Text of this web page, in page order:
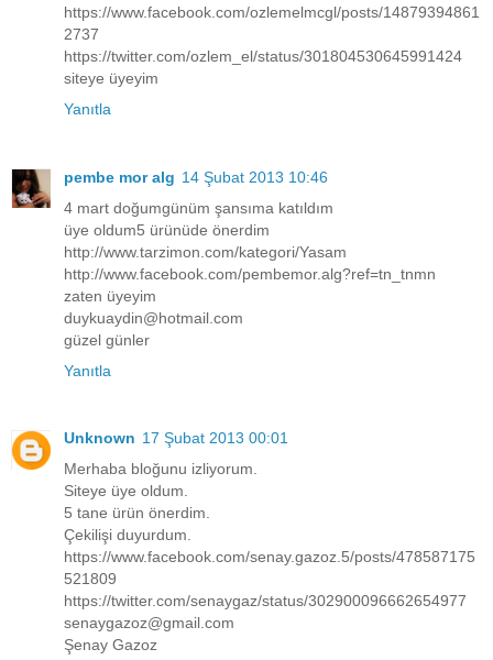
https://www.facebook.com/ozlemelmcgl/posts/14879394861
2737
https://twitter.com/ozlem_el/status/301804530645991424
siteye üyeyim
Yanıtla
pembe mor alg 14 Şubat 2013 10:46
4 mart doğumgünüm şansıma katıldım
üye oldum5 ürünüde önerdim
http://www.tarzimon.com/kategori/Yasam
http://www.facebook.com/pembemor.alg?ref=tn_tnmn
zaten üyeyim
duykuaydin@hotmail.com
güzel günler
Yanıtla
Unknown 17 Şubat 2013 00:01
Merhaba bloğunu izliyorum.
Siteye üye oldum.
5 tane ürün önerdim.
Çekilişi duyurdum.
https://www.facebook.com/senay.gazoz.5/posts/478587175
521809
https://twitter.com/senaygaz/status/302900096662654977
senaygazoz@gmail.com
Şenay Gazoz